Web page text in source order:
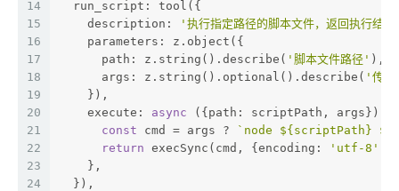
14
15
16
17
18
19
20
21
22
23
24
  run_script: tool({
    description:
'执行指定路径的脚本文件，返回执行结
    parameters: z.object({
      path: z.string().describe(
'脚本文件路径' ),
      args: z.string().optional().describe(
'传给
    }),
    execute:
async ({ path : scriptPath, args})
const cmd = args ? `node ${scriptPath}
return execSync(cmd, { encoding : 'utf-8'
    },
  }),